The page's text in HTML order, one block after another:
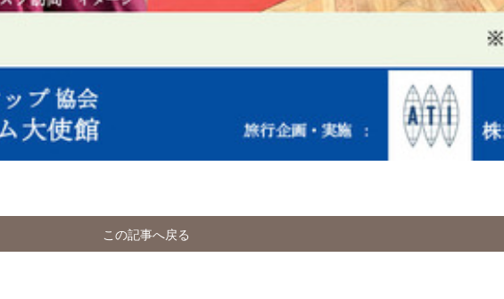
この記事へ戻る